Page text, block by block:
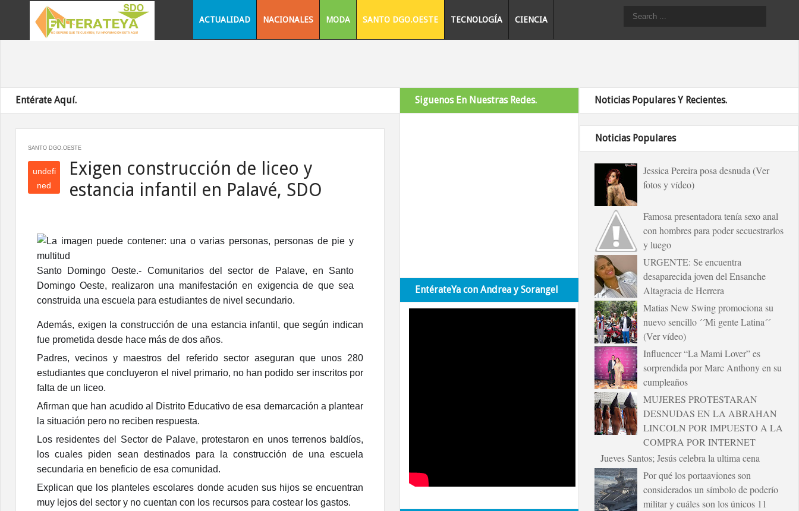
ACTUALIDAD NACIONALES MODA SANTO DGO.OESTE TECNOLOGÍA CIENCIA
Entérate Aquí.
SANTO DGO.OESTE
undefi
ned
Exigen construcción de liceo y
estancia infantil en Palavé, SDO
Santo Domingo Oeste.- Comunitarios del sector de Palave, en Santo
Domingo Oeste, realizaron una manifestación en exigencia de que sea
construida una escuela para estudiantes de nivel secundario.
Además, exigen la construcción de una estancia infantil, que según indican
fue prometida desde hace más de dos años.
Padres, vecinos y maestros del referido sector aseguran que unos 280
estudiantes que concluyeron el nivel primario, no han podido ser inscritos por
falta de un liceo.
Afirman que han acudido al Distrito Educativo de esa demarcación a plantear
la situación pero no reciben respuesta.
Los residentes del Sector de Palave, protestaron en unos terrenos baldíos,
los cuales piden sean destinados para la construcción de una escuela
secundaria en beneficio de esa comunidad.
Explican que los planteles escolares donde acuden sus hijos se encuentran
muy lejos del sector y no cuentan con los recursos para costear los gastos.
Siguenos En Nuestras Redes.
EntérateYa con Andrea y Sorangel
Noticias Populares Y Recientes.
Noticias Populares
Jessica Pereira posa desnuda (Ver
fotos y vídeo)
Famosa presentadora tenía sexo anal
con hombres para poder secuestrarlos
y luego
URGENTE: Se encuentra
desaparecida joven del Ensanche
Altagracia de Herrera
Matias New Swing promociona su
nuevo sencillo ´´Mi gente Latina´´
(Ver vídeo)
Influencer “La Mami Lover” es
sorprendida por Marc Anthony en su
cumpleaños
MUJERES PROTESTARAN
DESNUDAS EN LA ABRAHAN
LINCOLN POR IMPUESTO A LA
COMPRA POR INTERNET
Jueves Santos; Jesús celebra la ultima cena
Por qué los portaaviones son
considerados un símbolo de poderío
militar y cuáles son los únicos 11